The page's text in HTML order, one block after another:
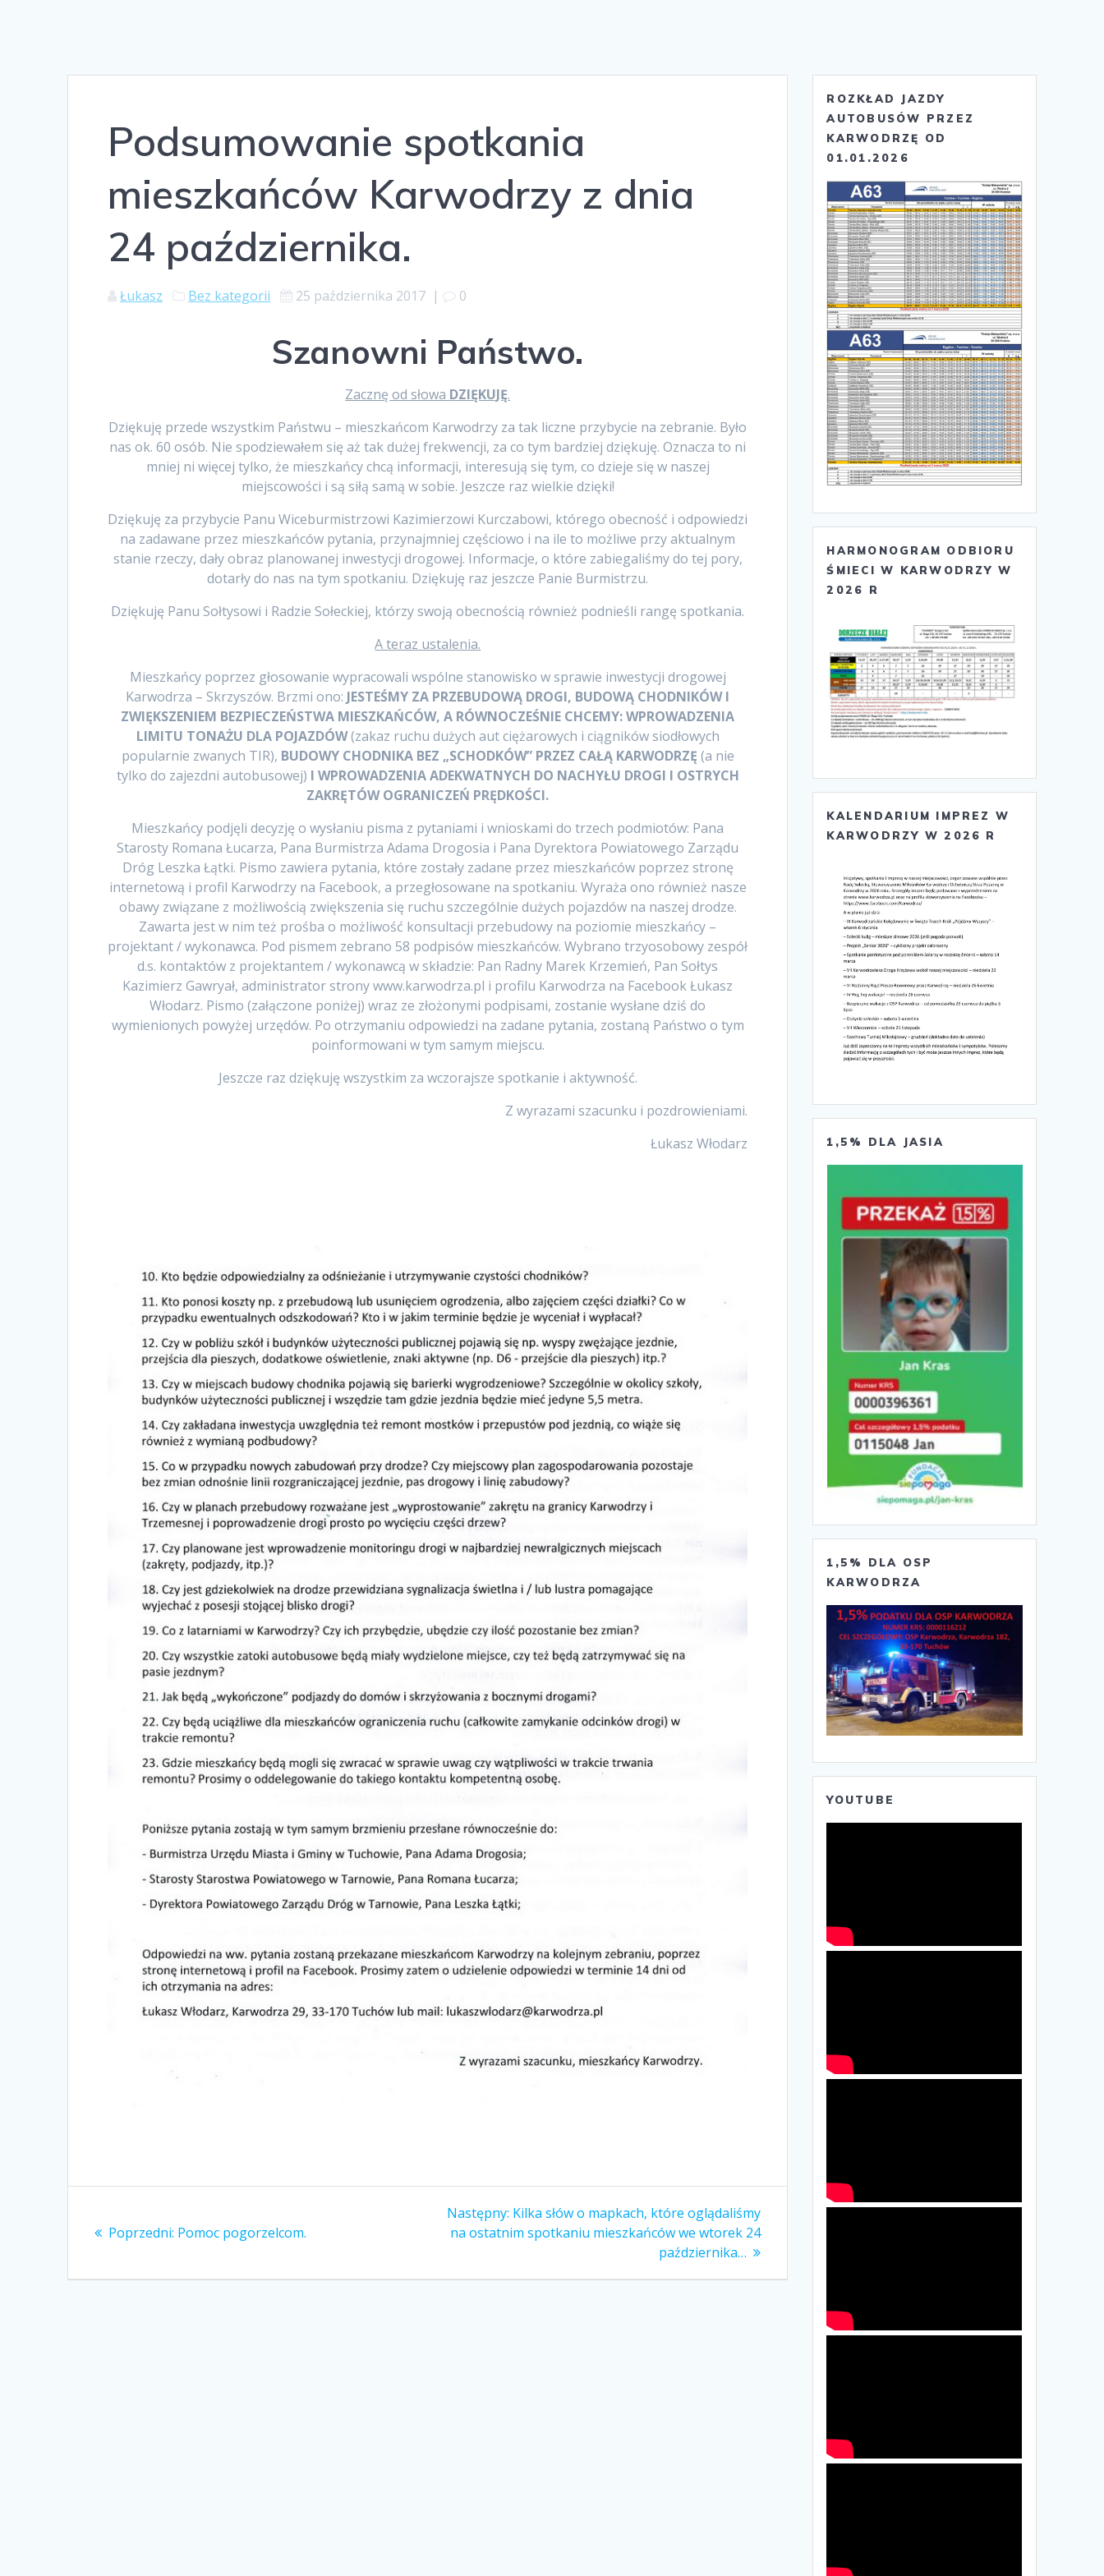
Podsumowanie spotkania
mieszkańców Karwodrzy z dnia
24 października.
Łukasz Bez kategorii 25 października 2017 | 0
Szanowni Państwo.
Zacznę od słowa DZIĘKUJĘ.
Dziękuję przede wszystkim Państwu – mieszkańcom Karwodrzy za tak liczne przybycie na zebranie. Było
nas ok. 60 osób. Nie spodziewałem się aż tak dużej frekwencji, za co tym bardziej dziękuję. Oznacza to ni
mniej ni więcej tylko, że mieszkańcy chcą informacji, interesują się tym, co dzieje się w naszej
miejscowości i są siłą samą w sobie. Jeszcze raz wielkie dzięki!
Dziękuję za przybycie Panu Wiceburmistrzowi Kazimierzowi Kurczabowi, którego obecność i odpowiedzi
na zadawane przez mieszkańców pytania, przynajmniej częściowo i na ile to możliwe przy aktualnym
stanie rzeczy, dały obraz planowanej inwestycji drogowej. Informacje, o które zabiegaliśmy do tej pory,
dotarły do nas na tym spotkaniu. Dziękuję raz jeszcze Panie Burmistrzu.
Dziękuję Panu Sołtysowi i Radzie Sołeckiej, którzy swoją obecnością również podnieśli rangę spotkania.
A teraz ustalenia.
Mieszkańcy poprzez głosowanie wypracowali wspólne stanowisko w sprawie inwestycji drogowej
Karwodrza – Skrzyszów. Brzmi ono: JESTEŚMY ZA PRZEBUDOWĄ DROGI, BUDOWĄ CHODNIKÓW I
ZWIĘKSZENIEM BEZPIECZEŃSTWA MIESZKAŃCÓW, A RÓWNOCZEŚNIE CHCEMY: WPROWADZENIA
LIMITU TONAŻU DLA POJAZDÓW(zakaz ruchu dużych aut ciężarowych i ciągników siodłowych
popularnie zwanych TIR), BUDOWY CHODNIKA BEZ „SCHODKÓW” PRZEZ CAŁĄ KARWODRZĘ (a nie
tylko do zajezdni autobusowej) I WPROWADZENIA ADEKWATNYCH DO NACHYŁU DROGI I OSTRYCH
ZAKRĘTÓW OGRANICZEŃ PRĘDKOŚCI.
Mieszkańcy podjęli decyzję o wysłaniu pisma z pytaniami i wnioskami do trzech podmiotów: Pana
Starosty Romana Łucarza, Pana Burmistrza Adama Drogosia i Pana Dyrektora Powiatowego Zarządu
Dróg Leszka Łątki. Pismo zawiera pytania, które zostały zadane przez mieszkańców poprzez stronę
internetową i profil Karwodrzy na Facebook, a przegłosowane na spotkaniu. Wyraża ono również nasze
obawy związane z możliwością zwiększenia się ruchu szczególnie dużych pojazdów na naszej drodze.
Zawarta jest w nim też prośba o możliwość konsultacji przebudowy na poziomie mieszkańcy –
projektant / wykonawca. Pod pismem zebrano 58 podpisów mieszkańców. Wybrano trzyosobowy zespół
d.s. kontaktów z projektantem / wykonawcą w składzie: Pan Radny Marek Krzemień, Pan Sołtys
Kazimierz Gawryał, administrator strony www.karwodrza.pl i profilu Karwodrza na Facebook Łukasz
Włodarz. Pismo (załączone poniżej) wraz ze złożonymi podpisami, zostanie wysłane dziś do
wymienionych powyżej urzędów. Po otrzymaniu odpowiedzi na zadane pytania, zostaną Państwo o tym
poinformowani w tym samym miejscu.
Jeszcze raz dziękuję wszystkim za wczorajsze spotkanie i aktywność.
Z wyrazami szacunku i pozdrowieniami.
Łukasz Włodarz
wpisu
Poprzedni: Poprzedni
Pomoc pogorzelcom.
Następny: Następny
wpis:
Kilka słów o mapkach, które oglądaliśmy
na ostatnim spotkaniu mieszkańców we wtorek 24
października…
ROZKŁAD JAZDY
AUTOBUSÓW PRZEZ
KARWODRZĘ OD
01.01.2026
HARMONOGRAM ODBIORU
ŚMIECI W KARWODRZY W
2026 R
KALENDARIUM IMPREZ W
KARWODRZY W 2026 R
1,5% DLA JASIA
1,5% DLA OSP
KARWODRZA
YOUTUBE